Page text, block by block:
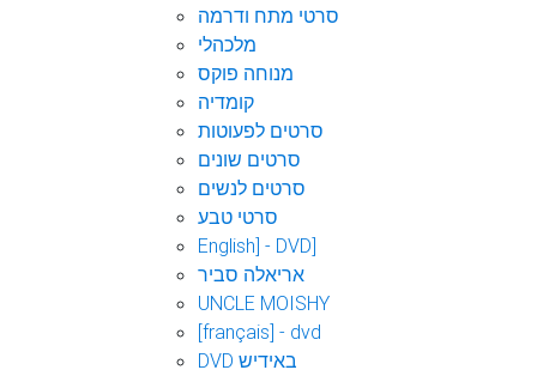
סרטי מתח ודרמה
מלכהלי
מנוחה פוקס
קומדיה
סרטים לפעוטות
סרטים שונים
סרטים לנשים
סרטי טבע
English] - DVD]
אריאלה סביר
UNCLE MOISHY
[français] - dvd
DVD באידיש